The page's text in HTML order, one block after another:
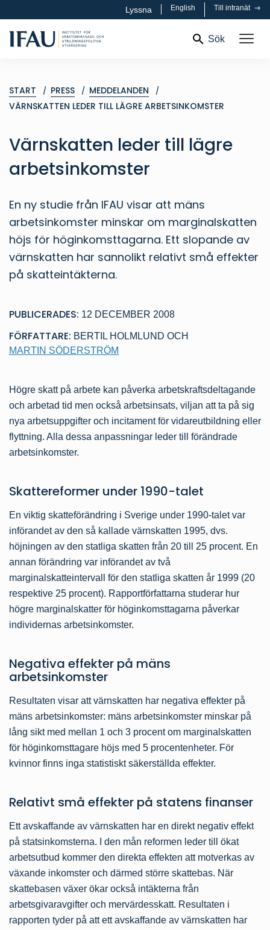
Lyssna English Till intranät
Sök
START PRESS
MEDDELANDEN
VÄRNSKATTEN LEDER TILL LÄGRE ARBETSINKOMSTER
Värnskatten leder till lägre
arbetsinkomster
En ny studie från IFAU visar att mäns
arbetsinkomster minskar om marginalskatten
höjs för höginkomsttagarna. Ett slopande av
värnskatten har sannolikt relativt små effekter
på skatteintäkterna.
PUBLICERADES: 12 DECEMBER 2008
FÖRFATTARE: BERTIL HOLMLUND OCH
MARTIN SÖDERSTRÖM
Högre skatt på arbete kan påverka arbetskraftsdeltagande
och arbetad tid men också arbetsinsats, viljan att ta på sig
nya arbetsuppgifter och incitament för vidareutbildning eller
flyttning. Alla dessa anpassningar leder till förändrade
arbetsinkomster.
Skattereformer under 1990-talet
En viktig skatteförändring i Sverige under 1990-talet var
införandet av den så kallade värnskatten 1995, dvs.
höjningen av den statliga skatten från 20 till 25 procent. En
annan förändring var införandet av två
marginalskatteintervall för den statliga skatten år 1999 (20
respektive 25 procent). Rapportförfattarna studerar hur
högre marginalskatter för höginkomsttagarna påverkar
individernas arbetsinkomster.
Negativa effekter på mäns
arbetsinkomster
Resultaten visar att värnskatten har negativa effekter på
mäns arbetsinkomster: mäns arbetsinkomster minskar på
lång sikt med mellan 1 och 3 procent om marginalskatten
för höginkomsttagare höjs med 5 procentenheter. För
kvinnor finns inga statistiskt säkerställda effekter.
Relativt små effekter på statens finanser
Ett avskaffande av värnskatten har en direkt negativ effekt
på statsinkomsterna. I den mån reformen leder till ökat
arbetsutbud kommer den direkta effekten att motverkas av
växande inkomster och därmed större skattebas. När
skattebasen växer ökar också intäkterna från
arbetsgivaravgifter och mervärdesskatt. Resultaten i
rapporten tyder på att ett avskaffande av värnskatten har